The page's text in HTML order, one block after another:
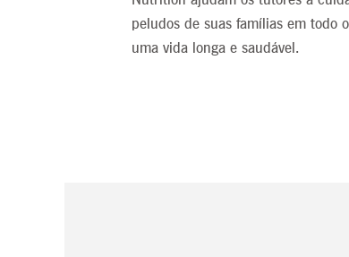
peludos de suas famílias em todo
uma vida longa e saudável.